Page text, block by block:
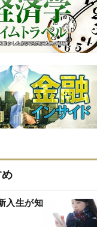
入生が知